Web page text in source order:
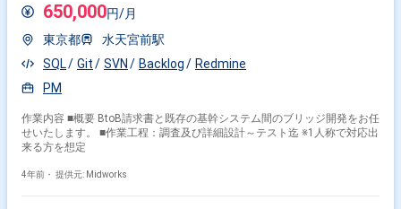
650,000円/月
東京都
水天宮前駅
SQL
Git SVN Backlog
Redmine
PM
作業内容 ■概要 BtoB請求書と既存の基幹システム間のブリッジ開発をお任
せいたします。 ■作業工程：調査及び詳細設計～テスト迄 ※1人称で対応出
来る方を想定
4年前・ 提供元: Midworks